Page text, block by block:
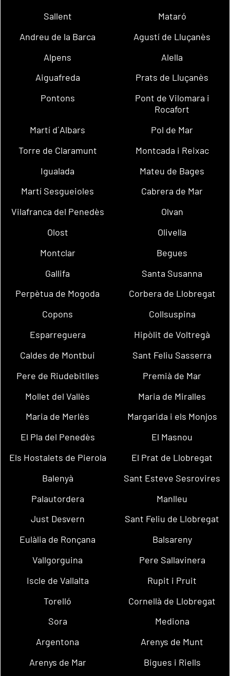
Sallent
Mataró
Andreu de la Barca
Agustí de Lluçanès
Alpens
Alella
Aiguafreda
Prats de Lluçanès
Pontons
Pont de Vilomara i
Rocafort
Martí d´Albars
Pol de Mar
Torre de Claramunt
Montcada i Reixac
Igualada
Mateu de Bages
Martí Sesgueioles
Cabrera de Mar
Vilafranca del Penedès
Olvan
Olost
Olivella
Montclar
Begues
Gallifa
Santa Susanna
Perpètua de Mogoda
Corbera de Llobregat
Copons
Collsuspina
Esparreguera
Hipòlit de Voltregà
Caldes de Montbui
Sant Feliu Sasserra
Pere de Riudebitlles
Premià de Mar
Mollet del Vallès
Maria de Miralles
Maria de Merlès
Margarida i els Monjos
El Pla del Penedès
El Masnou
Els Hostalets de Pierola
El Prat de Llobregat
Balenyà
Sant Esteve Sesrovires
Palautordera
Manlleu
Just Desvern
Sant Feliu de Llobregat
Eulàlia de Ronçana
Balsareny
Vallgorguina
Pere Sallavinera
Iscle de Vallalta
Rupit i Pruit
Torelló
Cornellà de Llobregat
Sora
Mediona
Argentona
Arenys de Munt
Arenys de Mar
Bigues i Riells